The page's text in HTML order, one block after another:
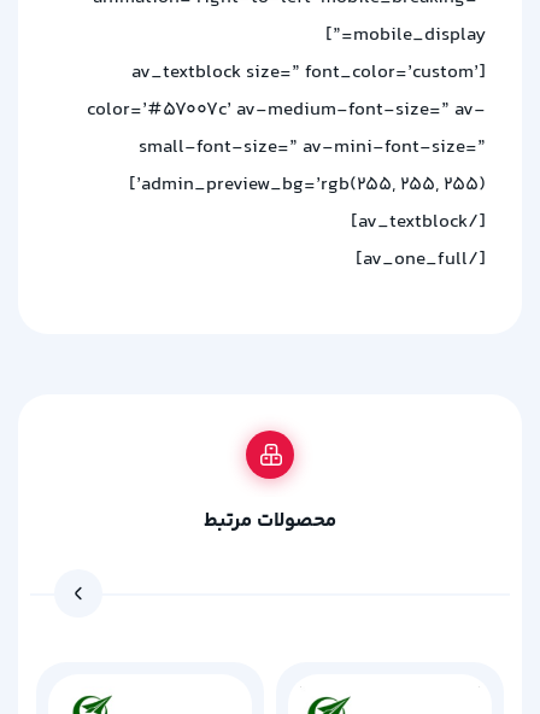
mobile_display=”]
[av_textblock size=” font_color=’custom’
color=’#57007c’ av-medium-font-size=” av-
small-font-size=” av-mini-font-size=”
admin_preview_bg=’rgb(255, 255, 255)’]
[/av_textblock]
[/av_one_full]
محصولات مرتبط